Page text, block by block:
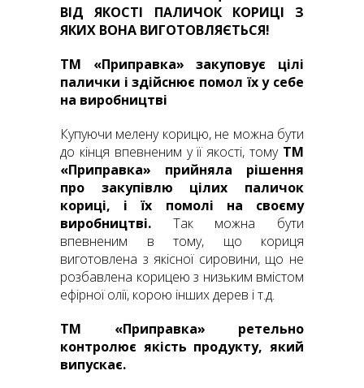
ВІД ЯКОСТІ ПАЛИЧОК КОРИЦІ З
ЯКИХ ВОНА ВИГОТОВЛЯЄТЬСЯ!
ТМ «Приправка» закуповує цілі
палички і здійснює помол їх у себе
на виробництві
Купуючи мелену корицю, не можна бути
до кінця впевненим у її якості, тому ТМ
«Приправка» прийняла рішення
про закупівлю цілих паличок
кориці, і їх помолі на своєму
виробництві. Так можна бути
впевненим в тому, що кориця
виготовлена ​​з якісної сировини, що не
розбавлена ​​корицею з низьким вмістом
ефірної олії, корою інших дерев і т.д.
ТМ «Приправка» ретельно
контролює якість продукту, який
випускає.